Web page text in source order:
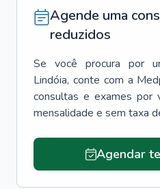
Agende uma
reduzidos
Se você procura por
Lindóia, conte com a
consultas e exames por
mensalidade e sem taxa
Agendar